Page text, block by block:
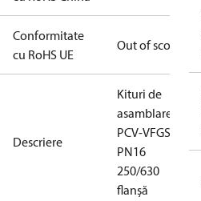
Conformitate
cu RoHS UE
Out of scope
Descriere
Kituri de
asamblare
PCV-VFGS2
PN16
250/630
flanșă